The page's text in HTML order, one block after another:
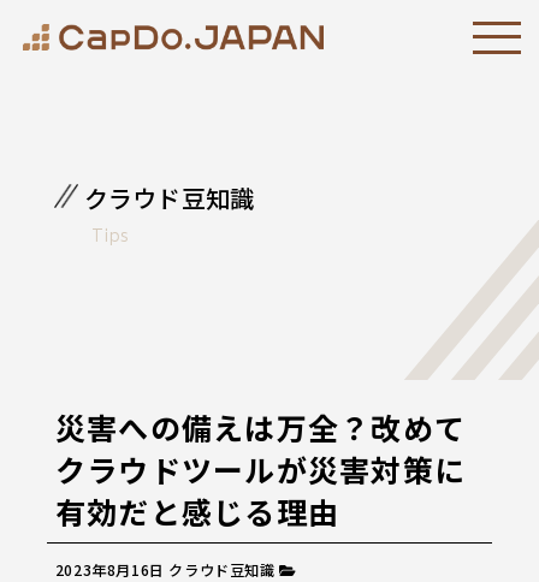
クラウド豆知識
Tips
災害への備えは万全？改めて
クラウドツールが災害対策に
有効だと感じる理由
2023年8月16日 クラウド豆知識